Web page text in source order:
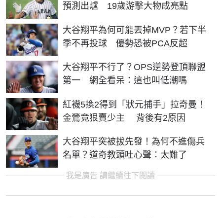
預測出爐 19歲游擊大物成亮點
大谷翔平為何可能丟掉MVP？若下半
季不再投球 優勢恐被PCA反超
大谷翔平不行了？OPS逆勢登頂聯盟
第一 網全看呆：這也叫低潮嗎
紅襪5換2得到「狀元捕手」拉奇曼！
金鶯竟狠賣少主 背後有2原因
大谷翔平突被拔先發！為何不進傷兵
名單？道奇教頭吐心聲：太難了
我是廣告 請繼續往下閱讀